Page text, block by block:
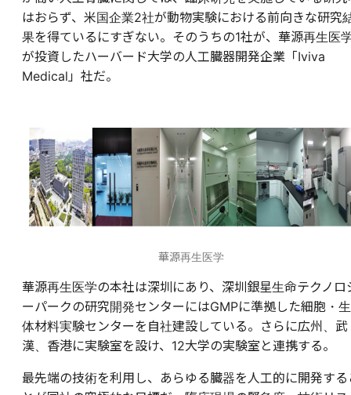
はおらず、米国企業2社が動物実験における前向きな研究
果を得ているにすぎない。そのうちの1社が、華源再生医
が投資したハーバード大学の人工臓器開発企業「Iviva
Medical」社だ。
華源再生医学
華源再生医学の本社は深圳にあり、深圳銀星生命テクノロ
ーパークの研究開発センターにはGMPに準拠した細胞・生
体材料実験センターを自社建設している。さらに広州、武
漢、香港に実験室を設け、12大学の実験室と連携する。
最先端の技術を利用し、あらゆる臓器を人工的に開発する